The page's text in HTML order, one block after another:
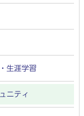
生涯学習
ニティ